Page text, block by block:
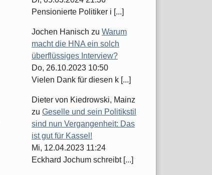
Pensionierte Politiker i [...]
Jochen Hanisch zu Warum
macht die HNA ein solch
überflüssiges Interview?
Do, 26.10.2023 10:50
Vielen Dank für diesen k [...]
Dieter von Kiedrowski, Mainz
zu Geselle und sein Politikstil
sind nun Vergangenheit: Das
ist gut für Kassel!
Mi, 12.04.2023 11:24
Eckhard Jochum schreibt [...]